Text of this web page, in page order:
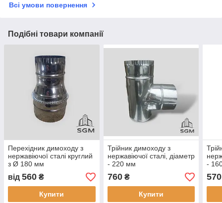
Всі умови повернення
Подібні товари компанії
Перехідник димоходу з
нержавіючої сталі круглий
з Ø 180 мм
від 560 ₴
Купити
Трійник димоходу з
нержавіючої сталі, діаметр
- 220 мм
760₴
Купити
-
570